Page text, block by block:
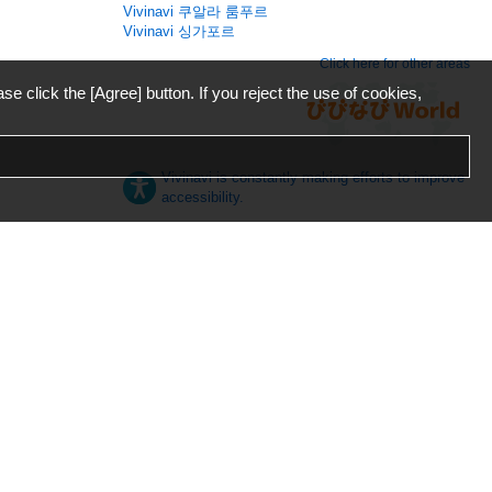
Vivinavi 쿠알라 룸푸르
Vivinavi 싱가포르
Click here for other areas
Vivinavi is constantly making efforts to improve
accessibility.
click the [Agree] button. If you reject the use of cookies,